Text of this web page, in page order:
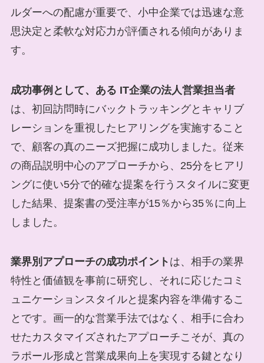
ルダーへの配慮が重要で、小中企業では迅速な意
思決定と柔軟な対応力が評価される傾向がありま
す。
成功事例として、ある IT企業の法人営業担当者
は、初回訪問時にバックトラッキングとキャリブ
レーションを重視したヒアリングを実施すること
で、顧客の真のニーズ把握に成功しました。従来
の商品説明中心のアプローチから、25分をヒアリ
ングに使い5分で的確な提案を行うスタイルに変更
した結果、提案書の受注率が15％から35％に向上
しました。
業界別アプローチの成功ポイント は、相手の業界
特性と価値観を事前に研究し、それに応じたコミ
ュニケーションスタイルと提案内容を準備するこ
とです。画一的な営業手法ではなく、相手に合わ
せたカスタマイズされたアプローチこそが、真の
ラポール形成と営業成果向上を実現する鍵となり